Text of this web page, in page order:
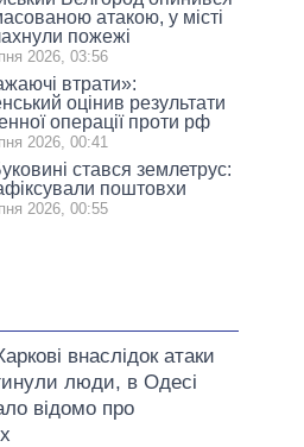
атакою, у місті
пожежі
2026, 03:56
втрати»:
оцінив результати
операції проти рф
2026, 00:41
стався землетрус:
поштовхи
2026, 00:55
внаслідок атаки
люди, в Одесі
відомо про